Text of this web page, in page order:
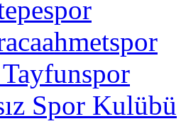
Spor Kulübü